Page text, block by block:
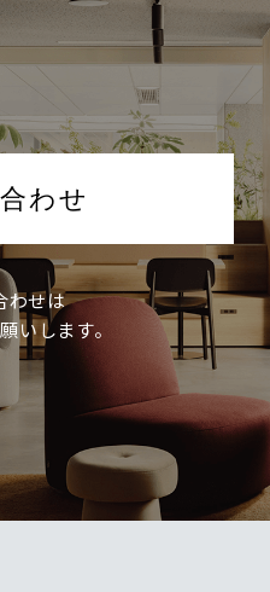
わせ
わせは
いします。